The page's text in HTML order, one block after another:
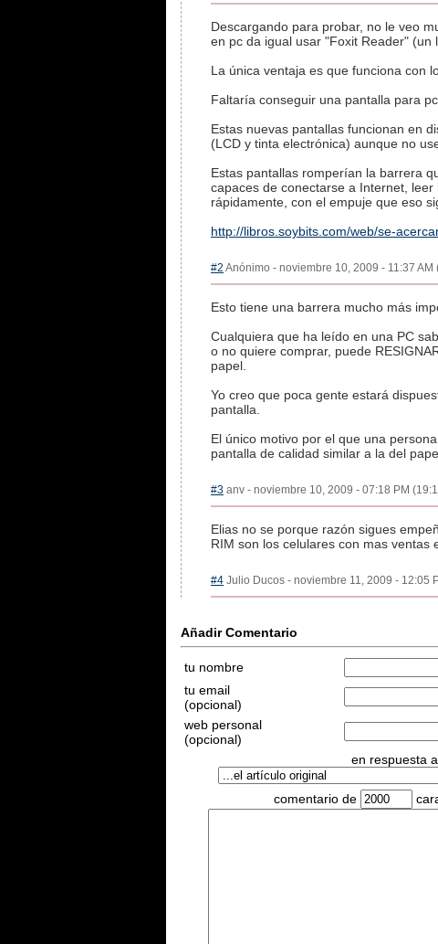
Descargando para probar, no le veo
en pc da igual usar "Foxit Reader" (un
La única ventaja es que funciona con
Faltaría conseguir una pantalla para
Estas nuevas pantallas funcionan en
(LCD y tinta electrónica) aunque no
Estas pantallas romperían la barrera
capaces de conectarse a Internet,
rápidamente, con el empuje que eso
http://libros.soybits.com/web/se-
#2 Anónimo - noviembre 10, 2009 - 11:37 AM
Esto tiene una barrera mucho más
Cualquiera que ha leído en una PC
o no quiere comprar, puede
papel.
Yo creo que poca gente estará
pantalla.
El único motivo por el que una
pantalla de calidad similar a la del
#3 anv - noviembre 10, 2009 - 07:18 PM
Elias no se porque razón sigues
RIM son los celulares con mas ventas
#4 Julio Ducos - noviembre 11, 2009 - 12:05
Añadir Comentario
tu nombre
tu email
(opcional)
web personal
(opcional)
en respuesta
comentario de